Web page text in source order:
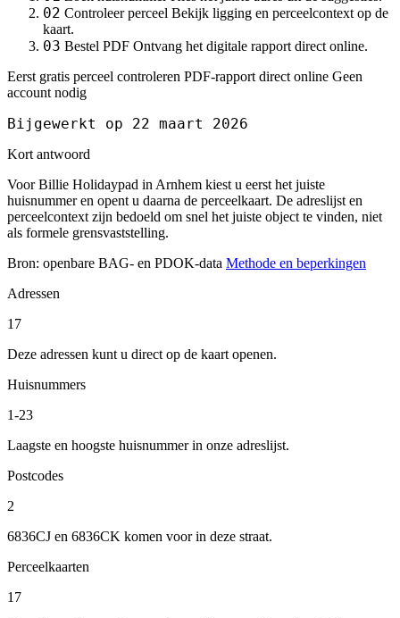
02 Controleer perceel Bekijk ligging en perceelcontext op de
kaart.
03 Bestel PDF Ontvang het digitale rapport direct online.
Eerst gratis perceel controleren PDF-rapport direct online Geen
account nodig
Bijgewerkt op 22 maart 2026
Kort antwoord
Voor Billie Holidaypad in Arnhem kiest u eerst het juiste
huisnummer en opent u daarna de perceelkaart. De adreslijst en
perceelcontext zijn bedoeld om snel het juiste object te vinden, niet
als formele grensvaststelling.
Bron: openbare BAG- en PDOK-data Methode en beperkingen
Adressen
17
Deze adressen kunt u direct op de kaart openen.
Huisnummers
1-23
Laagste en hoogste huisnummer in onze adreslijst.
Postcodes
2
6836CJ en 6836CK komen voor in deze straat.
Perceelkaarten
17